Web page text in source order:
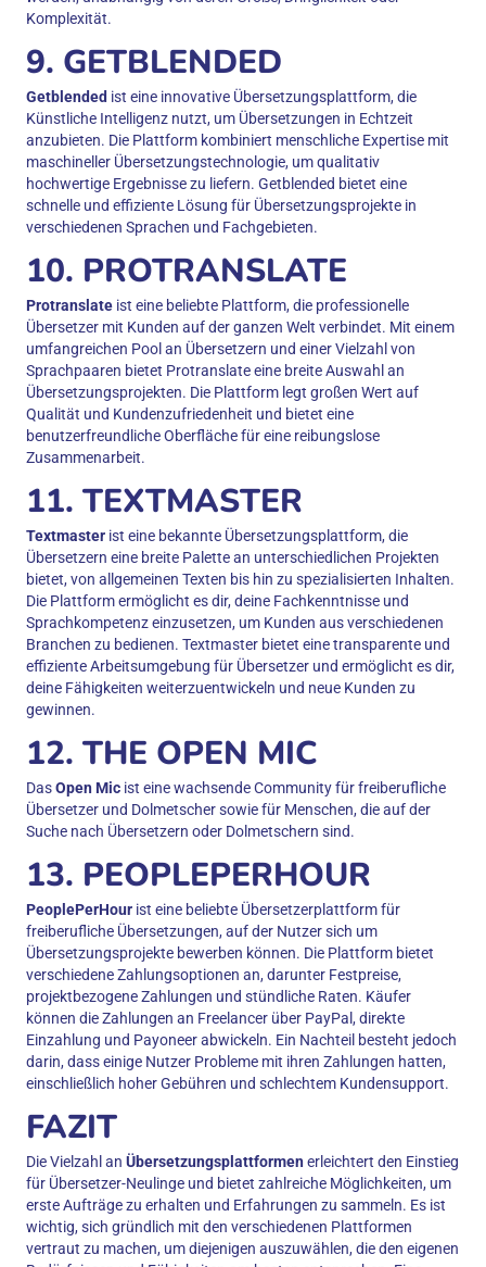
Komplexität.
9. GETBLENDED
Getblended ist eine innovative Übersetzungsplattform, die
Künstliche Intelligenz nutzt, um Übersetzungen in Echtzeit
anzubieten. Die Plattform kombiniert menschliche Expertise mit
maschineller Übersetzungstechnologie, um qualitativ
hochwertige Ergebnisse zu liefern. Getblended bietet eine
schnelle und effiziente Lösung für Übersetzungsprojekte in
verschiedenen Sprachen und Fachgebieten.
10. PROTRANSLATE
Protranslate ist eine beliebte Plattform, die professionelle
Übersetzer mit Kunden auf der ganzen Welt verbindet. Mit einem
umfangreichen Pool an Übersetzern und einer Vielzahl von
Sprachpaaren bietet Protranslate eine breite Auswahl an
Übersetzungsprojekten. Die Plattform legt großen Wert auf
Qualität und Kundenzufriedenheit und bietet eine
benutzerfreundliche Oberfläche für eine reibungslose
Zusammenarbeit.
11. TEXTMASTER
Textmaster ist eine bekannte Übersetzungsplattform, die
Übersetzern eine breite Palette an unterschiedlichen Projekten
bietet, von allgemeinen Texten bis hin zu spezialisierten Inhalten.
Die Plattform ermöglicht es dir, deine Fachkenntnisse und
Sprachkompetenz einzusetzen, um Kunden aus verschiedenen
Branchen zu bedienen. Textmaster bietet eine transparente und
effiziente Arbeitsumgebung für Übersetzer und ermöglicht es dir,
deine Fähigkeiten weiterzuentwickeln und neue Kunden zu
gewinnen.
12. THE OPEN MIC
DasOpen Mic ist eine wachsende Community für freiberufliche
Übersetzer und Dolmetscher sowie für Menschen, die auf der
Suche nach Übersetzern oder Dolmetschern sind.
13. PEOPLEPERHOUR
PeoplePerHour ist eine beliebte Übersetzerplattform für
freiberufliche Übersetzungen, auf der Nutzer sich um
Übersetzungsprojekte bewerben können. Die Plattform bietet
verschiedene Zahlungsoptionen an, darunter Festpreise,
projektbezogene Zahlungen und stündliche Raten. Käufer
können die Zahlungen an Freelancer über PayPal, direkte
Einzahlung und Payoneer abwickeln. Ein Nachteil besteht jedoch
darin, dass einige Nutzer Probleme mit ihren Zahlungen hatten,
einschließlich hoher Gebühren und schlechtem Kundensupport.
FAZIT
Die Vielzahl an Übersetzungsplattformen erleichtert den Einstieg
für Übersetzer-Neulinge und bietet zahlreiche Möglichkeiten, um
erste Aufträge zu erhalten und Erfahrungen zu sammeln. Es ist
wichtig, sich gründlich mit den verschiedenen Plattformen
vertraut zu machen, um diejenigen auszuwählen, die den eigenen